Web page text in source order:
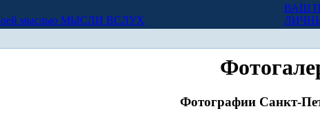
МЫСЛИ ВСЛУХ
ВАШ
Фотографии Санкт-